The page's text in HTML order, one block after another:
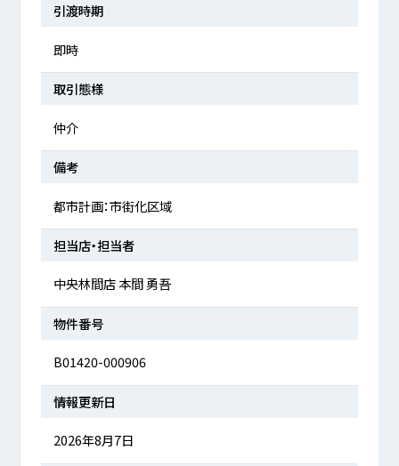
引渡時期
即時
取引態様
仲介
備考
都市計画：市街化区域
担当店・担当者
中央林間店 本間 勇吾
物件番号
B01420-000906
情報更新日
2026年8月7日